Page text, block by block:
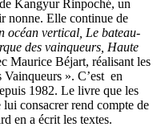
Kangyur Rinpoché, un
nonne. Elle continue de
océan vertical, Le bateau-
des vainqueurs, Haute
Maurice Béjart, réalisant les
Vainqueurs ». C’est en
1982. Le livre que les
consacrer rend compte de
en a écrit les textes.